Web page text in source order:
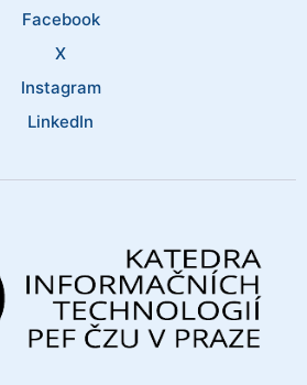
Facebook
X
Instagram
LinkedIn